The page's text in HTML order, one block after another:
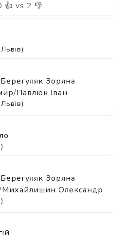
👍 vs 2 👎
Берегуляк Зоряна
/Павлюк Іван
Берегуляк Зоряна
Михайлишин Олександр